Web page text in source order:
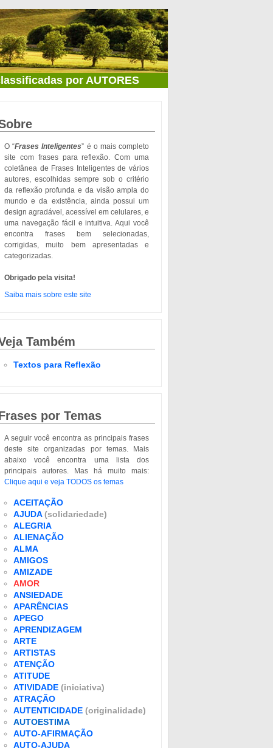
por AUTORES
O “Frases Inteligentes” é o mais completo
site com frases para reflexão. Com uma
coletânea de Frases Inteligentes de vários
autores, escolhidas sempre sob o critério
da reflexão profunda e da visão ampla do
mundo e da existência, ainda possui um
design agradável, acessível em celulares, e
uma navegação fácil e intuitiva. Aqui você
encontra frases bem selecionadas,
corrigidas, muito bem apresentadas e
categorizadas.
Obrigado pela visita!
Saiba mais sobre este site
Também
Textos para Reflexão
por Temas
A seguir você encontra as principais frases
deste site organizadas por temas. Mais
abaixo você encontra uma lista dos
principais autores. Mas há muito mais:
Clique aqui e veja TODOS os temas
ACEITAÇÃO
AJUDA(solidariedade)
ALEGRIA
ALIENAÇÃO
ALMA
AMIGOS
AMIZADE
AMOR
ANSIEDADE
APARÊNCIAS
APEGO
APRENDIZAGEM
ARTE
ARTISTAS
ATENÇÃO
ATITUDE
ATIVIDADE (iniciativa)
ATRAÇÃO
AUTENTICIDADE (originalidade)
AUTOESTIMA
AUTO-AFIRMAÇÃO
AUTO-AJUDA